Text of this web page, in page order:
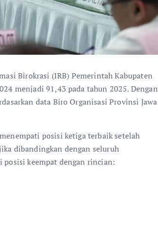
Birokrasi (IRB) Pemerintah Kabupaten
menjadi 91,43 pada tahun 2025. Dengan
data Biro Organisasi Provinsi Jawa
posisi ketiga terbaik setelah
dibandingkan dengan seluruh
posisi keempat dengan rincian: